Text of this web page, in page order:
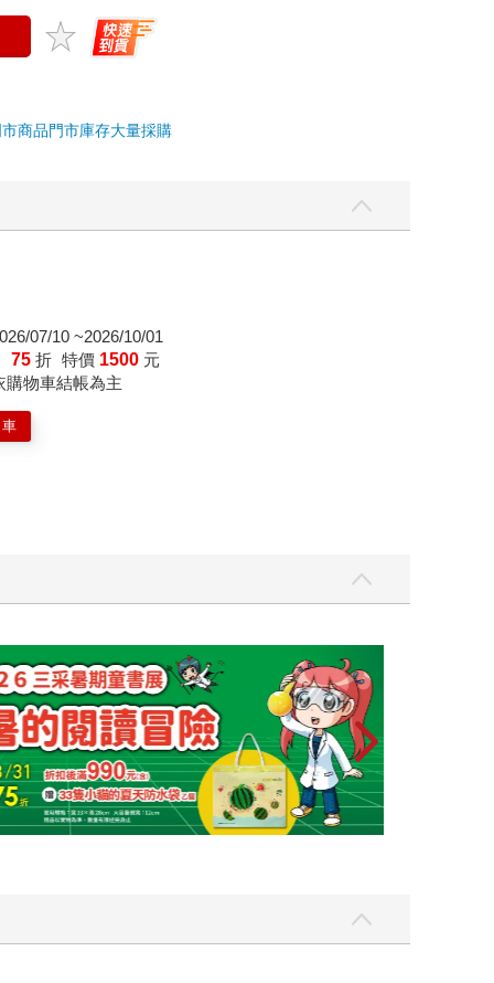
商品門市庫存大量採購
07/10 ~2026/10/01
75 折 特價 1500 元
物車結帳為主